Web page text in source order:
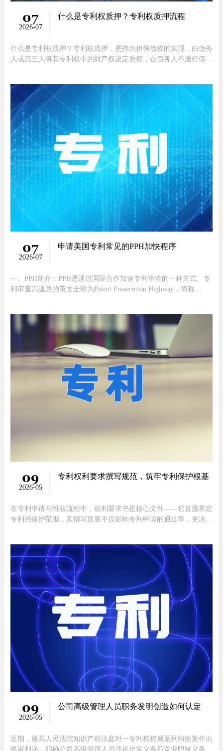
07
2026-07
什么是专利权质押？专利权质押流程
什么是专利权质押？专利权质押，是指为担保债权的实现，由债务
人或第三人将其专利权中的财产权设定质权，在债务人不履行债务
拥有的合法专利权向银行提出专利质押贷款申请，或是自己虽没有
专利权但有
07
2026-07
申请美国专利常见的PPH加快程序
一、PPH简介：PPH是通过国际合作加速专利审查的一种方式。专
利审查高速路的英文全称为Patent Prosecution Highway，简称
三性良好（PCT国际阶段下发的书面意见上有所体现），那么基于
该国内的优先权或者
09
2026-05
专利权利要求撰写规范，筑牢专利保护根基
在专利申请与维权流程中，权利要求书是核心文件——它直接界定
专利的保护范围，其撰写质量不仅影响专利申请的通过率，更决定
范，都是规避风险、实现有效保护的关键。根据《专利法》相关规
定，权利要
09
2026-05
公司高级管理人员职务发明创造如何认定
近期，最高人民法院知识产权法庭对一专利权权属系列纠纷案作出
终审判决，明确公司高级管理人员违反忠实义务和竞业限制义务为